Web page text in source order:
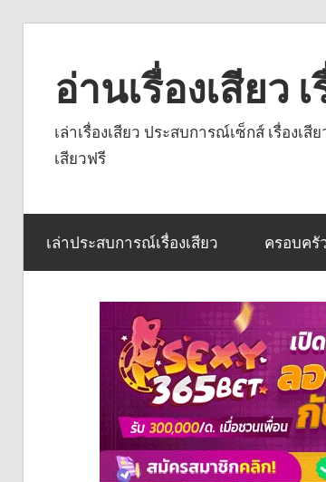
contentอ่านเรื่องเสียว
เล่าเรื่องเสียว ประสบการณ์เซ็กส์ เรื่อง
เสียวฟรี
เล่าประสบการณ์เรื่องเสียว ครอบครั